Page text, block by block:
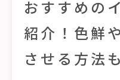
おすすめの
紹介！色鮮
させる方法